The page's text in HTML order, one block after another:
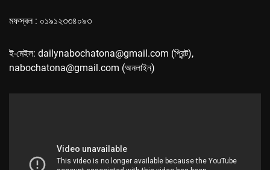
মফস্বল : ০১৯১২৩৩৪০৯৩
ই-মেইল: dailynabochatona@gmail.com (প্রিন্ট),
nabochatona@gmail.com (অনলাইন)